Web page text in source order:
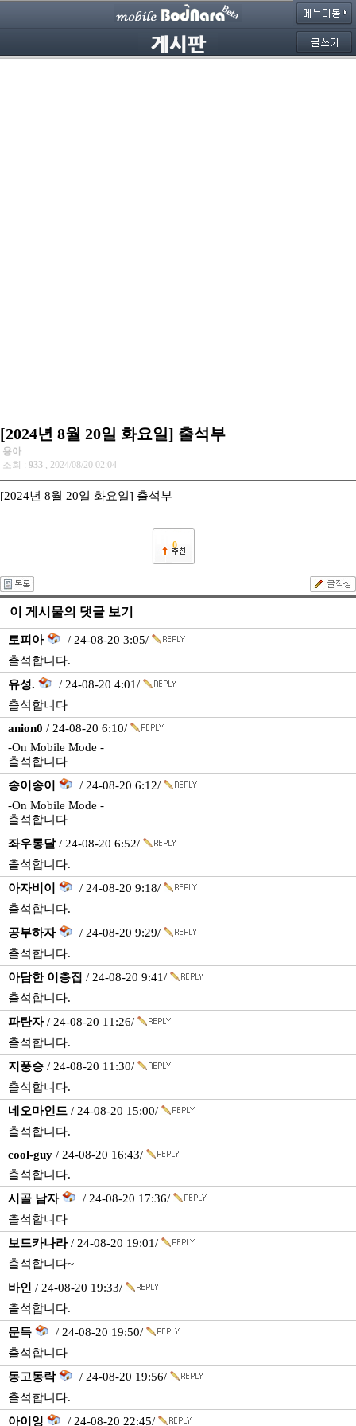
[2024년 8월 20일 화요일] 출석부
용아
조회 : 933 , 2024/08/20 02:04
[2024년 8월 20일 화요일] 출석부
0
이 게시물의 댓글 보기
토피아
/ 24-08-20 3:05/
출석합니다.
유성.
/ 24-08-20 4:01/
출석합니다
anion0 / 24-08-20 6:10/
-On Mobile Mode -
출석합니다
송이송이
/ 24-08-20 6:12/
-On Mobile Mode -
출석합니다
좌우통달/ 24-08-20 6:52/
출석합니다.
아자비이
/ 24-08-20 9:18/
출석합니다.
공부하자
/ 24-08-20 9:29/
출석합니다.
아담한 이층집 / 24-08-20 9:41/
출석합니다.
파탄자/ 24-08-20 11:26/
출석합니다.
지풍승 / 24-08-20 11:30/
출석합니다.
네오마인드 / 24-08-20 15:00/
출석합니다.
cool-guy / 24-08-20 16:43/
출석합니다.
시골 남자
/ 24-08-20 17:36/
출석합니다
보드카나라/ 24-08-20 19:01/
출석합니다~
바인 / 24-08-20 19:33/
출석합니다.
문득
/ 24-08-20 19:50/
출석합니다
동고동락
/ 24-08-20 19:56/
출석합니다.
아이잉
/ 24-08-20 22:45/